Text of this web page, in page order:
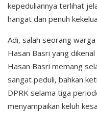
kepeduliannya terlihat
hangat dan penuh
Adi, salah seorang
Hasan Basri yang
Hasan Basri memang
sangat peduli, bahkan
DPRK selama tiga
menyampaikan keluh